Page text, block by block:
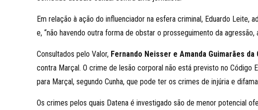
Em relação à ação do influenciador na esfera criminal, Eduardo Leite,
e, “não havendo outra forma de obstar o prosseguimento da
Consultados pelo Valor, Fernando Neisser e Amanda Guimarães da
contra Marçal. O crime de lesão corporal não está previsto no Código
para Marçal, segundo Cunha, que pode ter os crimes de injúria e
Os crimes pelos quais Datena é investigado são de menor potencial